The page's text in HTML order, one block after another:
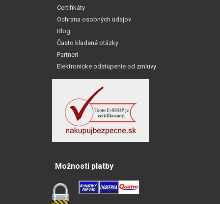
Certifikáty
Ochrana osobných údajov
Blog
Často kladené otázky
Partneri
Elektronicke odstúpenie od zmluvy
Možnosti platby